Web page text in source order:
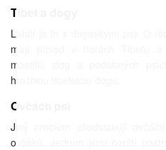
Tibet a dogy
Lehčí je to s dogovitými psy. O
mají původ v horách Tibetu
mastifů, dog a podobných
hrozivou tibetskou dogu.
Ovčáčtí psi
Jiný problém představují
ovčáků. Jedním jsou horští